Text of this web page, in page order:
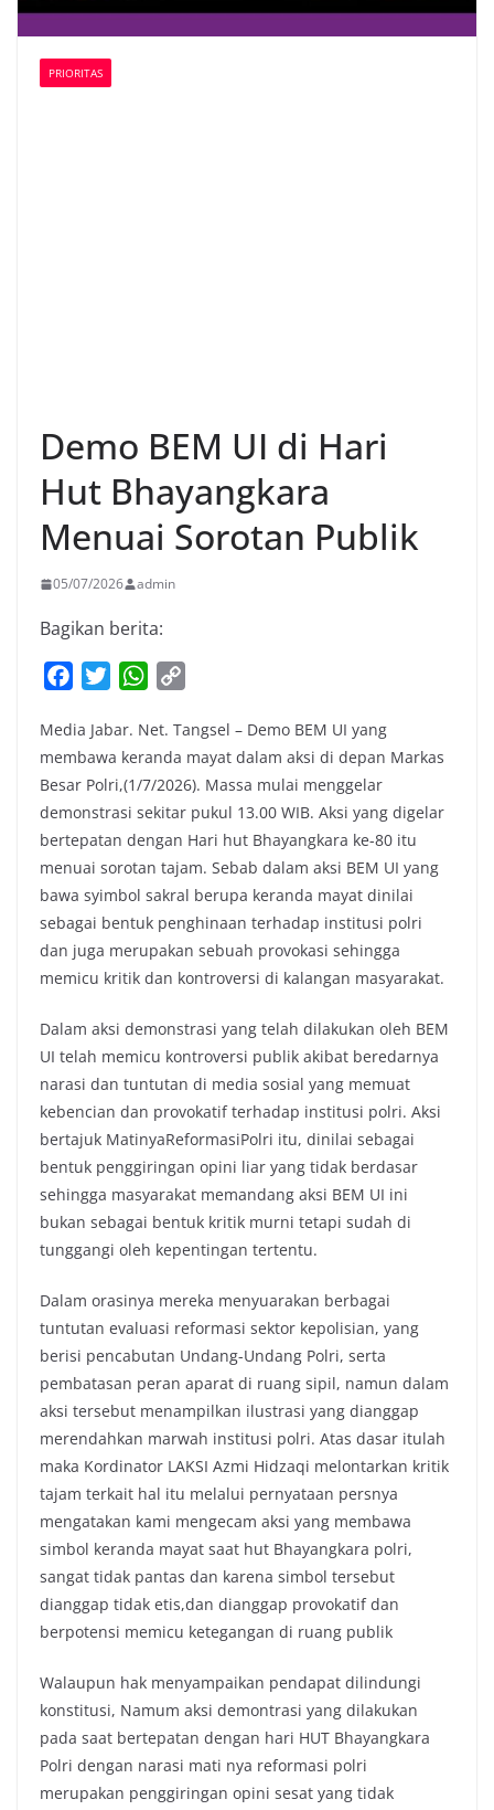
PRIORITAS
Demo BEM UI di Hari
Hut Bhayangkara
Menuai Sorotan Publik
05/07/2026 admin
Bagikan berita:
c
e
b
o
o
k
i
t
t
e
r
W
a
t
s
A
p
p
p
y
L
n
k
Media Jabar. Net. Tangsel – Demo BEM UI yang
membawa keranda mayat dalam aksi di depan Markas
Besar Polri,(1/7/2026). Massa mulai menggelar
demonstrasi sekitar pukul 13.00 WIB. Aksi yang digelar
bertepatan dengan Hari hut Bhayangkara ke-80 itu
menuai sorotan tajam. Sebab dalam aksi BEM UI yang
bawa syimbol sakral berupa keranda mayat dinilai
sebagai bentuk penghinaan terhadap institusi polri
dan juga merupakan sebuah provokasi sehingga
memicu kritik dan kontroversi di kalangan masyarakat.
Dalam aksi demonstrasi yang telah dilakukan oleh BEM
UI telah memicu kontroversi publik akibat beredarnya
narasi dan tuntutan di media sosial yang memuat
kebencian dan provokatif terhadap institusi polri. Aksi
bertajuk MatinyaReformasiPolri itu, dinilai sebagai
bentuk penggiringan opini liar yang tidak berdasar
sehingga masyarakat memandang aksi BEM UI ini
bukan sebagai bentuk kritik murni tetapi sudah di
tunggangi oleh kepentingan tertentu.
Dalam orasinya mereka menyuarakan berbagai
tuntutan evaluasi reformasi sektor kepolisian, yang
berisi pencabutan Undang-Undang Polri, serta
pembatasan peran aparat di ruang sipil, namun dalam
aksi tersebut menampilkan ilustrasi yang dianggap
merendahkan marwah institusi polri. Atas dasar itulah
maka Kordinator LAKSI Azmi Hidzaqi melontarkan kritik
tajam terkait hal itu melalui pernyataan persnya
mengatakan kami mengecam aksi yang membawa
simbol keranda mayat saat hut Bhayangkara polri,
sangat tidak pantas dan karena simbol tersebut
dianggap tidak etis,dan dianggap provokatif dan
berpotensi memicu ketegangan di ruang publik
Walaupun hak menyampaikan pendapat dilindungi
konstitusi, Namum aksi demontrasi yang dilakukan
pada saat bertepatan dengan hari HUT Bhayangkara
Polri dengan narasi mati nya reformasi polri
merupakan penggiringan opini sesat yang tidak